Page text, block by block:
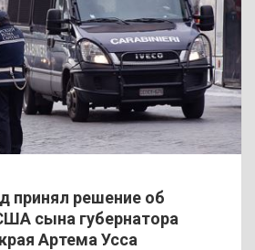
принял решение об
сына губернатора
Артема Усса